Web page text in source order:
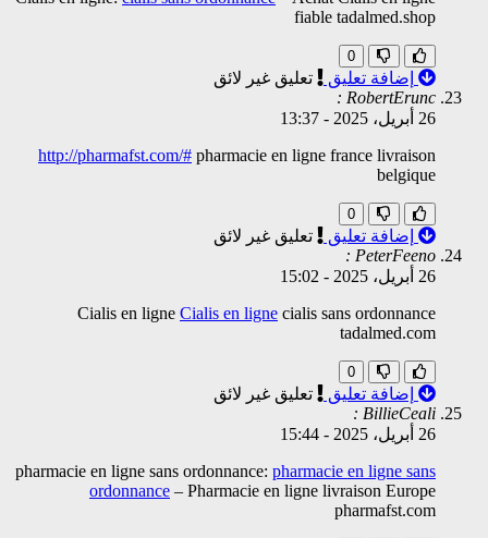
fiable tadalmed.shop
0
إضافة تعليق
تعليق غير لائق
RobertErunc :
26 أبريل، 2025
-
13:37
http://pharmafst.com/# pharmacie en ligne france livraison
belgique
0
إضافة تعليق
تعليق غير لائق
PeterFeeno :
26 أبريل، 2025
-
15:02
Cialis en ligne Cialis en ligne cialis sans ordonnance
tadalmed.com
0
إضافة تعليق
تعليق غير لائق
BillieCeali :
26 أبريل، 2025
-
15:44
pharmacie en ligne sans ordonnance: pharmacie en ligne sans
ordonnance – Pharmacie en ligne livraison Europe
pharmafst.com